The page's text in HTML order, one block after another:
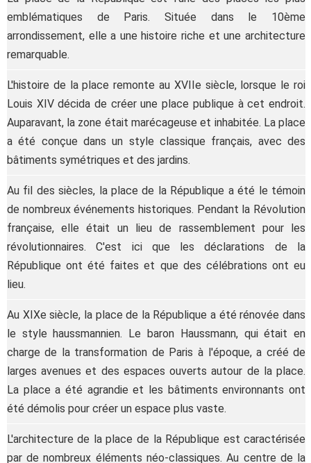
emblématiques de Paris. Située dans le 10ème
arrondissement, elle a une histoire riche et une architecture
remarquable.
L'histoire de la place remonte au XVIIe siècle, lorsque le roi
Louis XIV décida de créer une place publique à cet endroit.
Auparavant, la zone était marécageuse et inhabitée. La place
a été conçue dans un style classique français, avec des
bâtiments symétriques et des jardins.
Au fil des siècles, la place de la République a été le témoin
de nombreux événements historiques. Pendant la Révolution
française, elle était un lieu de rassemblement pour les
révolutionnaires. C'est ici que les déclarations de la
République ont été faites et que des célébrations ont eu
lieu.
Au XIXe siècle, la place de la République a été rénovée dans
le style haussmannien. Le baron Haussmann, qui était en
charge de la transformation de Paris à l'époque, a créé de
larges avenues et des espaces ouverts autour de la place.
La place a été agrandie et les bâtiments environnants ont
été démolis pour créer un espace plus vaste.
L'architecture de la place de la République est caractérisée
par de nombreux éléments néo-classiques. Au centre de la